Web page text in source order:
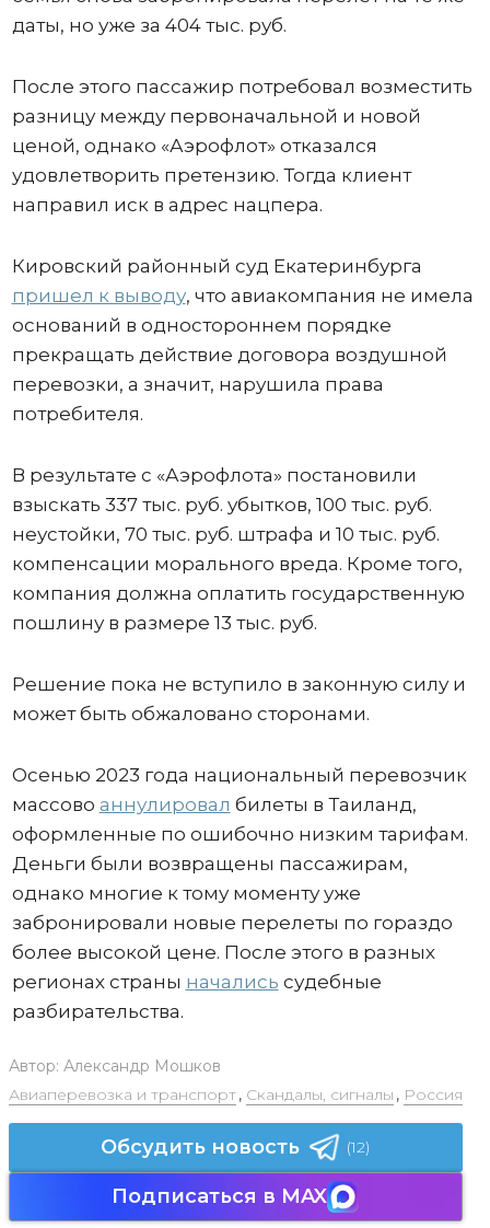
даты, но уже за 404 тыс. руб.
После этого пассажир потребовал возместить
разницу между первоначальной и новой
ценой, однако «Аэрофлот» отказался
удовлетворить претензию. Тогда клиент
направил иск в адрес нацпера.
Кировский районный суд Екатеринбурга
пришел к выводу, что авиакомпания не имела
оснований в одностороннем порядке
прекращать действие договора воздушной
перевозки, а значит, нарушила права
потребителя.
В результате с «Аэрофлота» постановили
взыскать 337 тыс. руб. убытков, 100 тыс. руб.
неустойки, 70 тыс. руб. штрафа и 10 тыс. руб.
компенсации морального вреда. Кроме того,
компания должна оплатить государственную
пошлину в размере 13 тыс. руб.
Решение пока не вступило в законную силу и
может быть обжаловано сторонами.
Осенью 2023 года национальный перевозчик
массово аннулировал билеты в Таиланд,
оформленные по ошибочно низким тарифам.
Деньги были возвращены пассажирам,
однако многие к тому моменту уже
забронировали новые перелеты по гораздо
более высокой цене. После этого в разных
регионах страны начались судебные
разбирательства.
Автор: Александр Мошков
Авиаперевозка и транспорт, Скандалы, сигналы , Россия
Обсудить новость (12)
Подписаться в MAX